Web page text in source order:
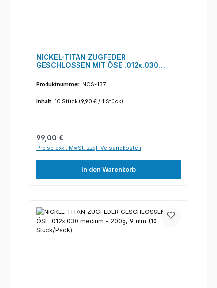
NICKEL-TITAN ZUGFEDER
GESCHLOSSEN MIT ÖSE .012x.030
Produktnummer: NCS-137
Inhalt: 10 Stück (9,90 € / 1 Stück)
Regulärer Preis:
99,00 €
Preise exkl. MwSt. zzgl. Versandkosten
In den Warenkorb